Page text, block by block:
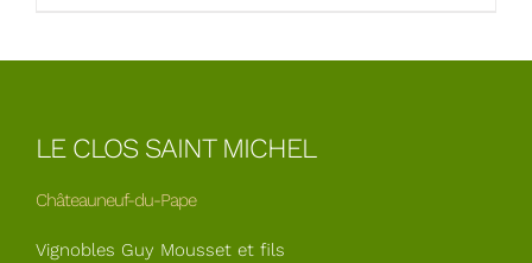
LE CLOS SAINT MICHEL
Châteauneuf-du-Pape
Vignobles Guy Mousset et fils